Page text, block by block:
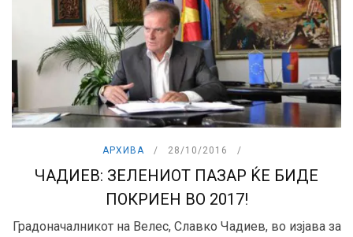
АРХИВА 28/10/2016
ЧАДИЕВ: ЗЕЛЕНИОТ ПАЗАР ЌЕ БИДЕ
ПОКРИЕН ВО 2017!
Градоначалникот на Велес, Славко Чадиев, во изјава за